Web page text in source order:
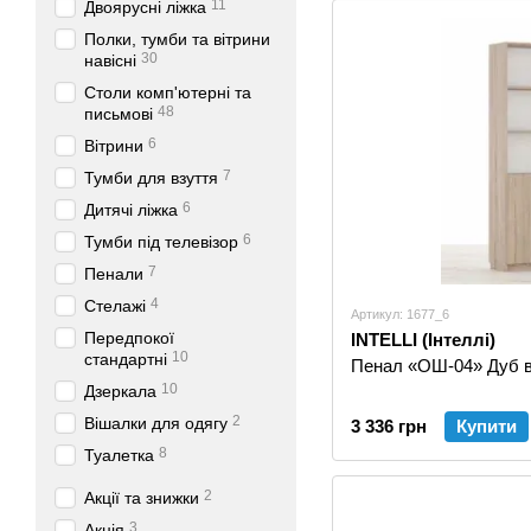
Артикул: 1677_6
INTELLI (Інтеллі)
Пенал «ОШ-04» Дуб
3 336 грн Купити
Двоярусні ліжка 11
Полки, тумби та вітрини
навісні 30
Столи комп'ютерні та
письмові 48
Вітрини 6
Тумби для взуття 7
Дитячі ліжка 6
Тумби під телевізор 6
Пенали 7
Стелажі 4
Передпокої
стандартні 10
Дзеркала 10
Вішалки для одягу 2
Туалетка 8
Акції та знижки 2
3